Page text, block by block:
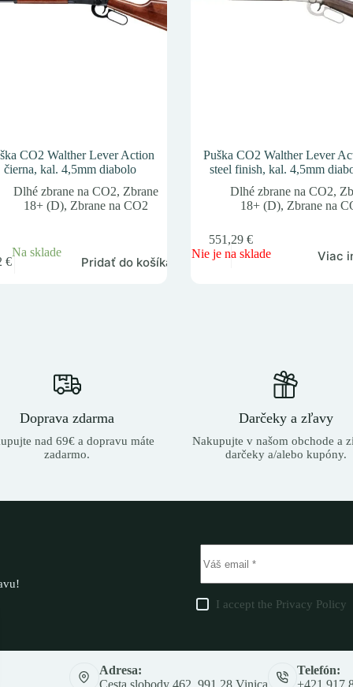
CO2 Walther Lever Action
čierna, kal. 4,5mm diabolo
Dlhé zbrane na CO2, Zbrane
18+ (D), Zbrane na CO2
€
Na sklade
Pridať do košíka
Puška CO2 Walther Lever
steel finish, kal. 4,5mm
Dlhé zbrane na CO2,
18+ (D), Zbrane na
551,29€
Nie je na sklade
Viac
Doprava zdarma
nad 69€ a dopravu máte
zadarmo.
Darčeky a zľavy
Nakupujte v našom obchode a
darčeky a/alebo kupóny.
I accept the Privacy Policy
Adresa:
Cesta slobody 462, 991 28 Vinica
Telefón:
+421 917